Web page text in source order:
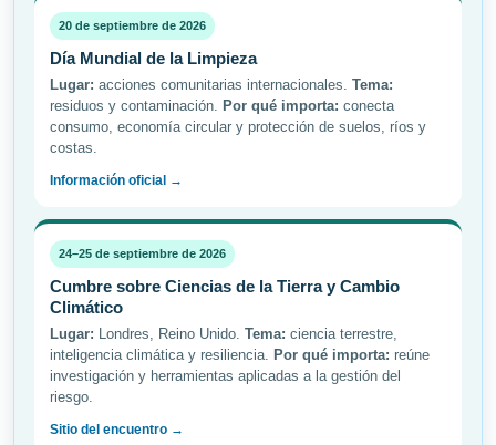
20 de septiembre de 2026
Día Mundial de la Limpieza
Lugar: acciones comunitarias internacionales. Tema:
residuos y contaminación. Por qué importa: conecta
consumo, economía circular y protección de suelos, ríos y
costas.
Información oficial →
24–25 de septiembre de 2026
Cumbre sobre Ciencias de la Tierra y Cambio
Climático
Lugar: Londres, Reino Unido. Tema: ciencia terrestre,
inteligencia climática y resiliencia. Por qué importa: reúne
investigación y herramientas aplicadas a la gestión del
riesgo.
Sitio del encuentro →